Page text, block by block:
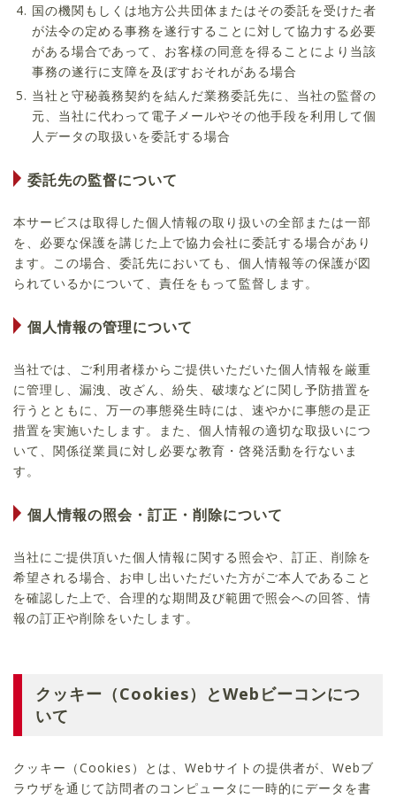
国の機関もしくは地方公共団体またはその委託を受けた者
が法令の定める事務を遂行することに対して協力する必要
がある場合であって、お客様の同意を得ることにより当該
事務の遂行に支障を及ぼすおそれがある場合
当社と守秘義務契約を結んだ業務委託先に、当社の監督の
元、当社に代わって電子メールやその他手段を利用して個
人データの取扱いを委託する場合
委託先の監督について
本サービスは取得した個人情報の取り扱いの全部または一部
を、必要な保護を講じた上で協力会社に委託する場合があり
ます。この場合、委託先においても、個人情報等の保護が図
られているかについて、責任をもって監督します。
個人情報の管理について
当社では、ご利用者様からご提供いただいた個人情報を厳重
に管理し、漏洩、改ざん、紛失、破壊などに関し予防措置を
行うとともに、万一の事態発生時には、速やかに事態の是正
措置を実施いたします。また、個人情報の適切な取扱いにつ
いて、関係従業員に対し必要な教育・啓発活動を行ないま
す。
個人情報の照会・訂正・削除について
当社にご提供頂いた個人情報に関する照会や、訂正、削除を
希望される場合、お申し出いただいた方がご本人であること
を確認した上で、合理的な期間及び範囲で照会への回答、情
報の訂正や削除をいたします。
クッキー（Cookies）とWebビーコンにつ
いて
クッキー（Cookies）とは、Webサイトの提供者が、Webブ
ラウザを通じて訪問者のコンピュータに一時的にデータを書